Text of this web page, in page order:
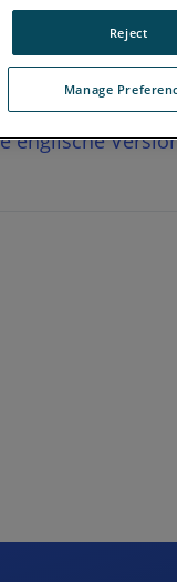
englische
Manage
Reject